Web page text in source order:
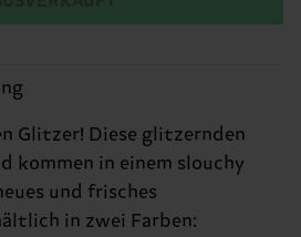
Glitzer! Diese glitzernden
kommen in einem slouchy
und frisches
in zwei Farben: